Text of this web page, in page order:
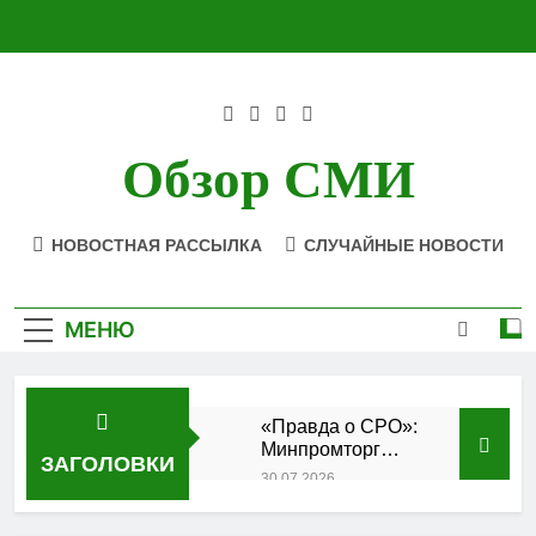
Обзор СМИ
НОВОСТНАЯ РАССЫЛКА СЛУЧАЙНЫЕ НОВОСТИ
МЕНЮ
ЗАГОЛОВКИ
«Правда о СРО»:
Минпромторг
подтвердил
кластера
30.07.2026